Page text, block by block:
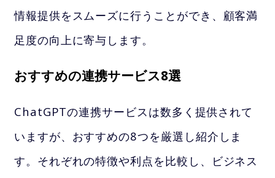
情報提供をスムーズに行うことができ、顧客満
足度の向上に寄与します。
おすすめの連携サービス8選
ChatGPTの連携サービスは数多く提供されて
いますが、おすすめの8つを厳選し紹介しま
す。それぞれの特徴や利点を比較し、ビジネス